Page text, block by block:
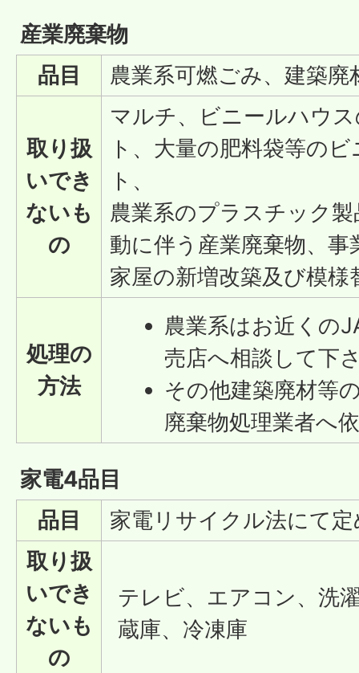
産業廃棄物
品目
農業系可燃ごみ、建築廃
取り扱
いでき
ないも
の
マルチ、ビニールハウ
ト、大量の肥料袋等の
ト、
農業系のプラスチック
動に伴う産業廃棄物、
家屋の新増改築及び模
処理の
方法
農業系はお近くの
売店へ相談して下
その他建築廃材等
廃棄物処理業者へ
家電4品目
品目
家電リサイクル法にて
取り扱
いでき
ないも
の
テレビ、エアコン、洗
蔵庫、冷凍庫